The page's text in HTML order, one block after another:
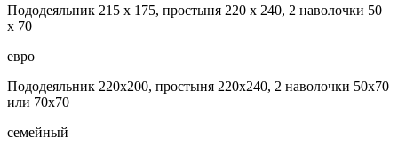
Пододеяльник 215 х 175, простыня 220 х 240, 2 наволочки 50
х 70
евро
Пододеяльник 220х200, простыня 220х240, 2 наволочки 50х70
или 70х70
семейный